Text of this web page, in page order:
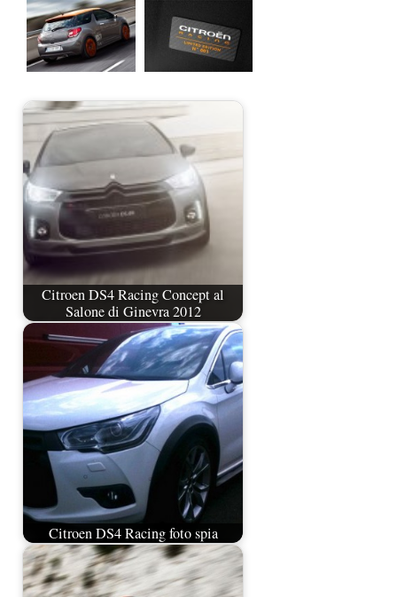
Citroen DS4 Racing Concept al
Salone di Ginevra 2012
Citroen DS4 Racing foto spia